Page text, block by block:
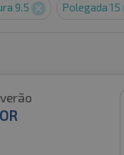
9.5 Polegada 15